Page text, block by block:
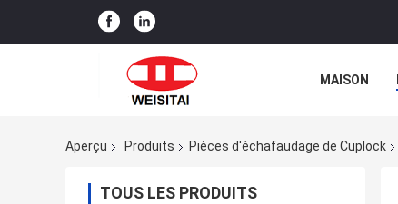
MAISON
Aperçu Produits Pièces d'échafaudage de Cuplock
TOUS LES PRODUITS